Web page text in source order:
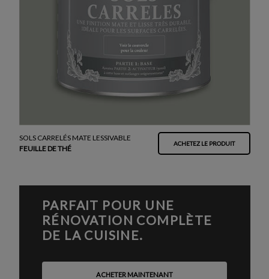
SOLS CARRELÉS MATE LESSIVABLE
FEUILLE DE THÉ
ACHETEZ LE PRODUIT
PARFAIT POUR UNE
RÉNOVATION COMPLÈTE
DE LA CUISINE.
ACHETER MAINTENANT